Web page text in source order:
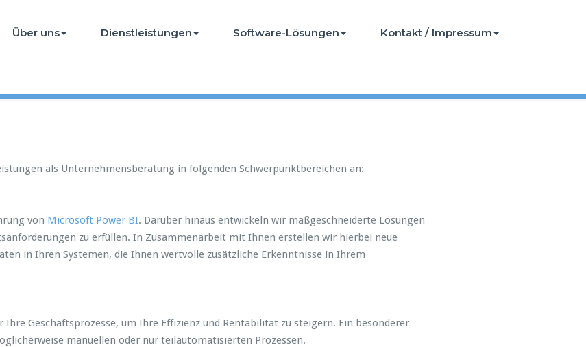
Über uns Dienstleistungen Software-Lösungen Kontakt / Impressum
als Unternehmensberatung in folgenden Schwerpunktbereichen an:
von Microsoft Power BI. Darüber hinaus entwickeln wir maßgeschneiderte Lösungen
zu erfüllen. In Zusammenarbeit mit Ihnen erstellen wir hierbei neue
in Ihren Systemen, die Ihnen wertvolle zusätzliche Erkenntnisse in Ihrem
Geschäftsprozesse, um Ihre Effizienz und Rentabilität zu steigern. Ein besonderer
manuellen oder nur teilautomatisierten Prozessen.